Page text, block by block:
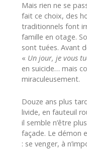
Mais rien ne se
fait ce choix, des
traditionnels font
famille en otage.
sont tuées. Avant
« Un jour, je vous
en suicide… mais
miraculeusement.
Douze ans plus
livide, en fauteuil
il semble n’être
façade. Le démon
: se venger, à